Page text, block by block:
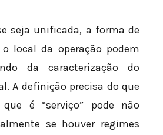
seja unificada, a forma de
local da operação podem
da caracterização do
A definição precisa do que
é “serviço” pode não
se houver regimes